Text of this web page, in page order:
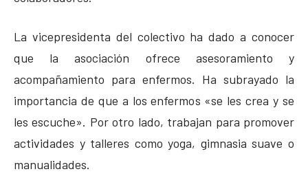
La vicepresidenta del colectivo ha dado a conocer
que la asociación ofrece asesoramiento y
acompañamiento para enfermos. Ha subrayado la
importancia de que a los enfermos «se les crea y se
les escuche». Por otro lado, trabajan para promover
actividades y talleres como yoga, gimnasia suave o
manualidades.